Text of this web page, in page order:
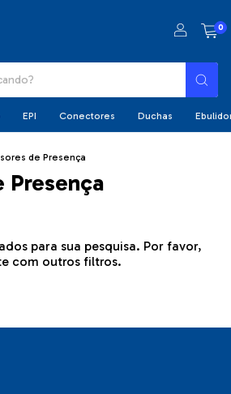
0
EPI Conectores Duchas
de Presença
Presença
para sua pesquisa. Por favor,
com outros filtros.